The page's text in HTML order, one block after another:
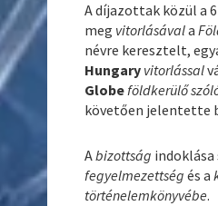
A díjazottak közül a
meg vitorlásávala
névre keresztelt,
Hungary vitorlással
Globeföldkerülő
követően jelentette
Abizottság
fegyelmezettség és a
történelemkönyvébe.